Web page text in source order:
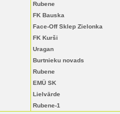
Rubene
FK Bauska
Face-Off Sklep Zielonka
FK Kurši
Uragan
Burtnieku novads
Rubene
EMÜ SK
Lielvārde
Rubene-1